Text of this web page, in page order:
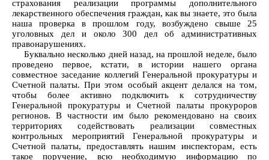
страхования реализации программы дополнительного
лекарственного обеспечения граждан, как вы знаете, это была
наша проверка в прошлом году, возбуждено свыше 25
уголовных дел и около 300 дел об административных
правонарушениях.
Буквально несколько дней назад, на прошлой неделе, было
проведено первое, кстати, в истории нашего органа
совместное заседание коллегий Генеральной прокуратуры и
Счетной палаты. При этом особый акцент делался на том,
чтобы более активно подключить к сотрудничеству
Генеральной прокуратуры и Счетной палаты прокуроров
регионов. В частности им было рекомендовано на своих
территориях содействовать реализации совместных
контрольных мероприятий Генеральной прокуратуры и
Счетной палаты, предоставлять нашим инспекторам, есть
такое поручение, всю необходимую информацию по